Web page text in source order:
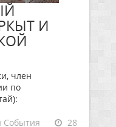
И
член
по
События
28